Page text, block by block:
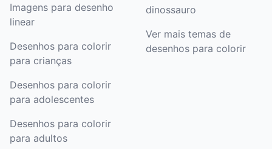
Imagens para desenho
linear
Desenhos para colorir
para crianças
Desenhos para colorir
para adolescentes
Desenhos para colorir
para adultos
dinossauro
Ver mais temas de
desenhos para colorir